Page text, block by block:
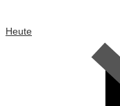
Heute